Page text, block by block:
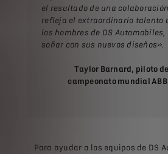
el resultado de una
refleja el extraordinario talento
los hombres de DS
soñar con sus nuevos diseños».
Taylor Barnard, piloto de
campeonato mundial ABB
Para ayudar a los equipos de DS